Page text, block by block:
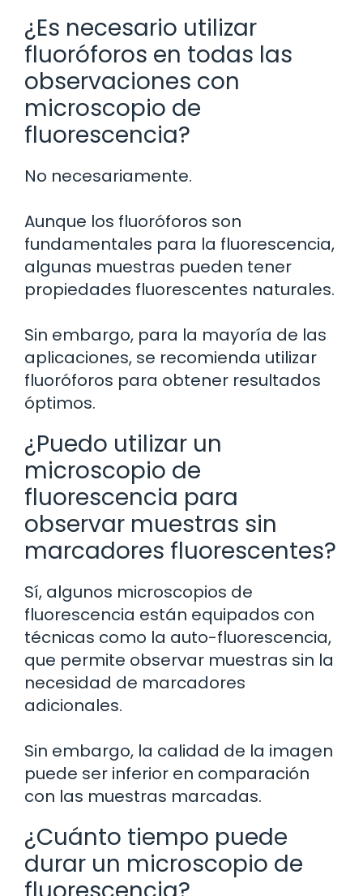
¿Es necesario utilizar
fluoróforos en todas las
observaciones con
microscopio de
fluorescencia?
No necesariamente.
Aunque los fluoróforos son
fundamentales para la fluorescencia,
algunas muestras pueden tener
propiedades fluorescentes naturales.
Sin embargo, para la mayoría de las
aplicaciones, se recomienda utilizar
fluoróforos para obtener resultados
óptimos.
¿Puedo utilizar un
microscopio de
fluorescencia para
observar muestras sin
marcadores fluorescentes?
Sí, algunos microscopios de
fluorescencia están equipados con
técnicas como la auto-fluorescencia,
que permite observar muestras sin la
necesidad de marcadores
adicionales.
Sin embargo, la calidad de la imagen
puede ser inferior en comparación
con las muestras marcadas.
¿Cuánto tiempo puede
durar un microscopio de